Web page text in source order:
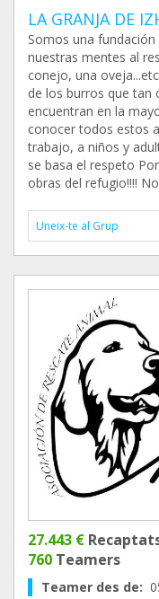
LA GRANJA DE
Somos una
nuestras mentes al
conejo, una
de los burros que tan
encuentran en la
conocer todos estos
trabajo, a niños y
se basa el respeto
obras del refugio!!!!
Uneix-te al Grup
27.443 €
760 Teamers
Teamer des de: